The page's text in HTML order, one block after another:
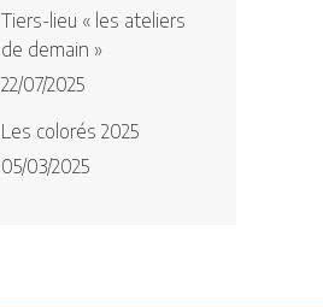
Tiers-lieu « les ateliers
de demain »
22/07/2025
Les colorés 2025
05/03/2025